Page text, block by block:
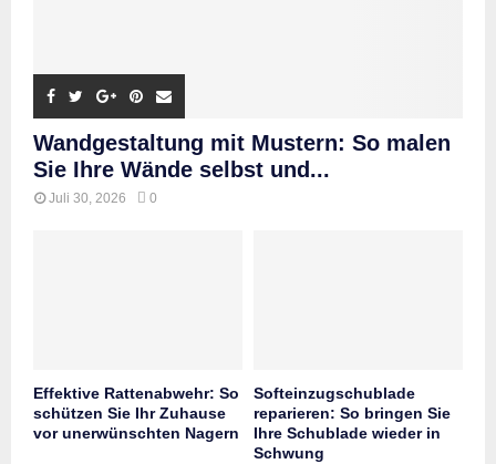
Wandgestaltung mit Mustern: So malen
Sie Ihre Wände selbst und...
Juli 30, 2026 0
Effektive Rattenabwehr: So
schützen Sie Ihr Zuhause
vor unerwünschten Nagern
Softeinzugschublade
reparieren: So bringen Sie
Ihre Schublade wieder in
Schwung